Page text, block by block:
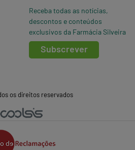
Receba todas as notícias,
descontos e conteúdos
exclusivos da Farmácia Silveira
Subscrever
os direitos reservados